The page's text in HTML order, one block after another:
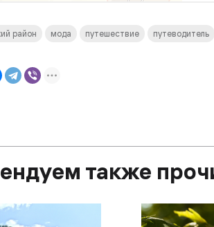
район мода путешествие путеводитель
также